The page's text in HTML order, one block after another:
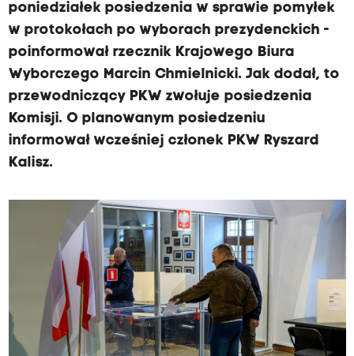
poniedziałek posiedzenia w sprawie pomyłek
w protokołach po wyborach prezydenckich -
poinformował rzecznik Krajowego Biura
Wyborczego Marcin Chmielnicki. Jak dodał, to
przewodniczący PKW zwołuje posiedzenia
Komisji. O planowanym posiedzeniu
informował wcześniej członek PKW Ryszard
Kalisz.